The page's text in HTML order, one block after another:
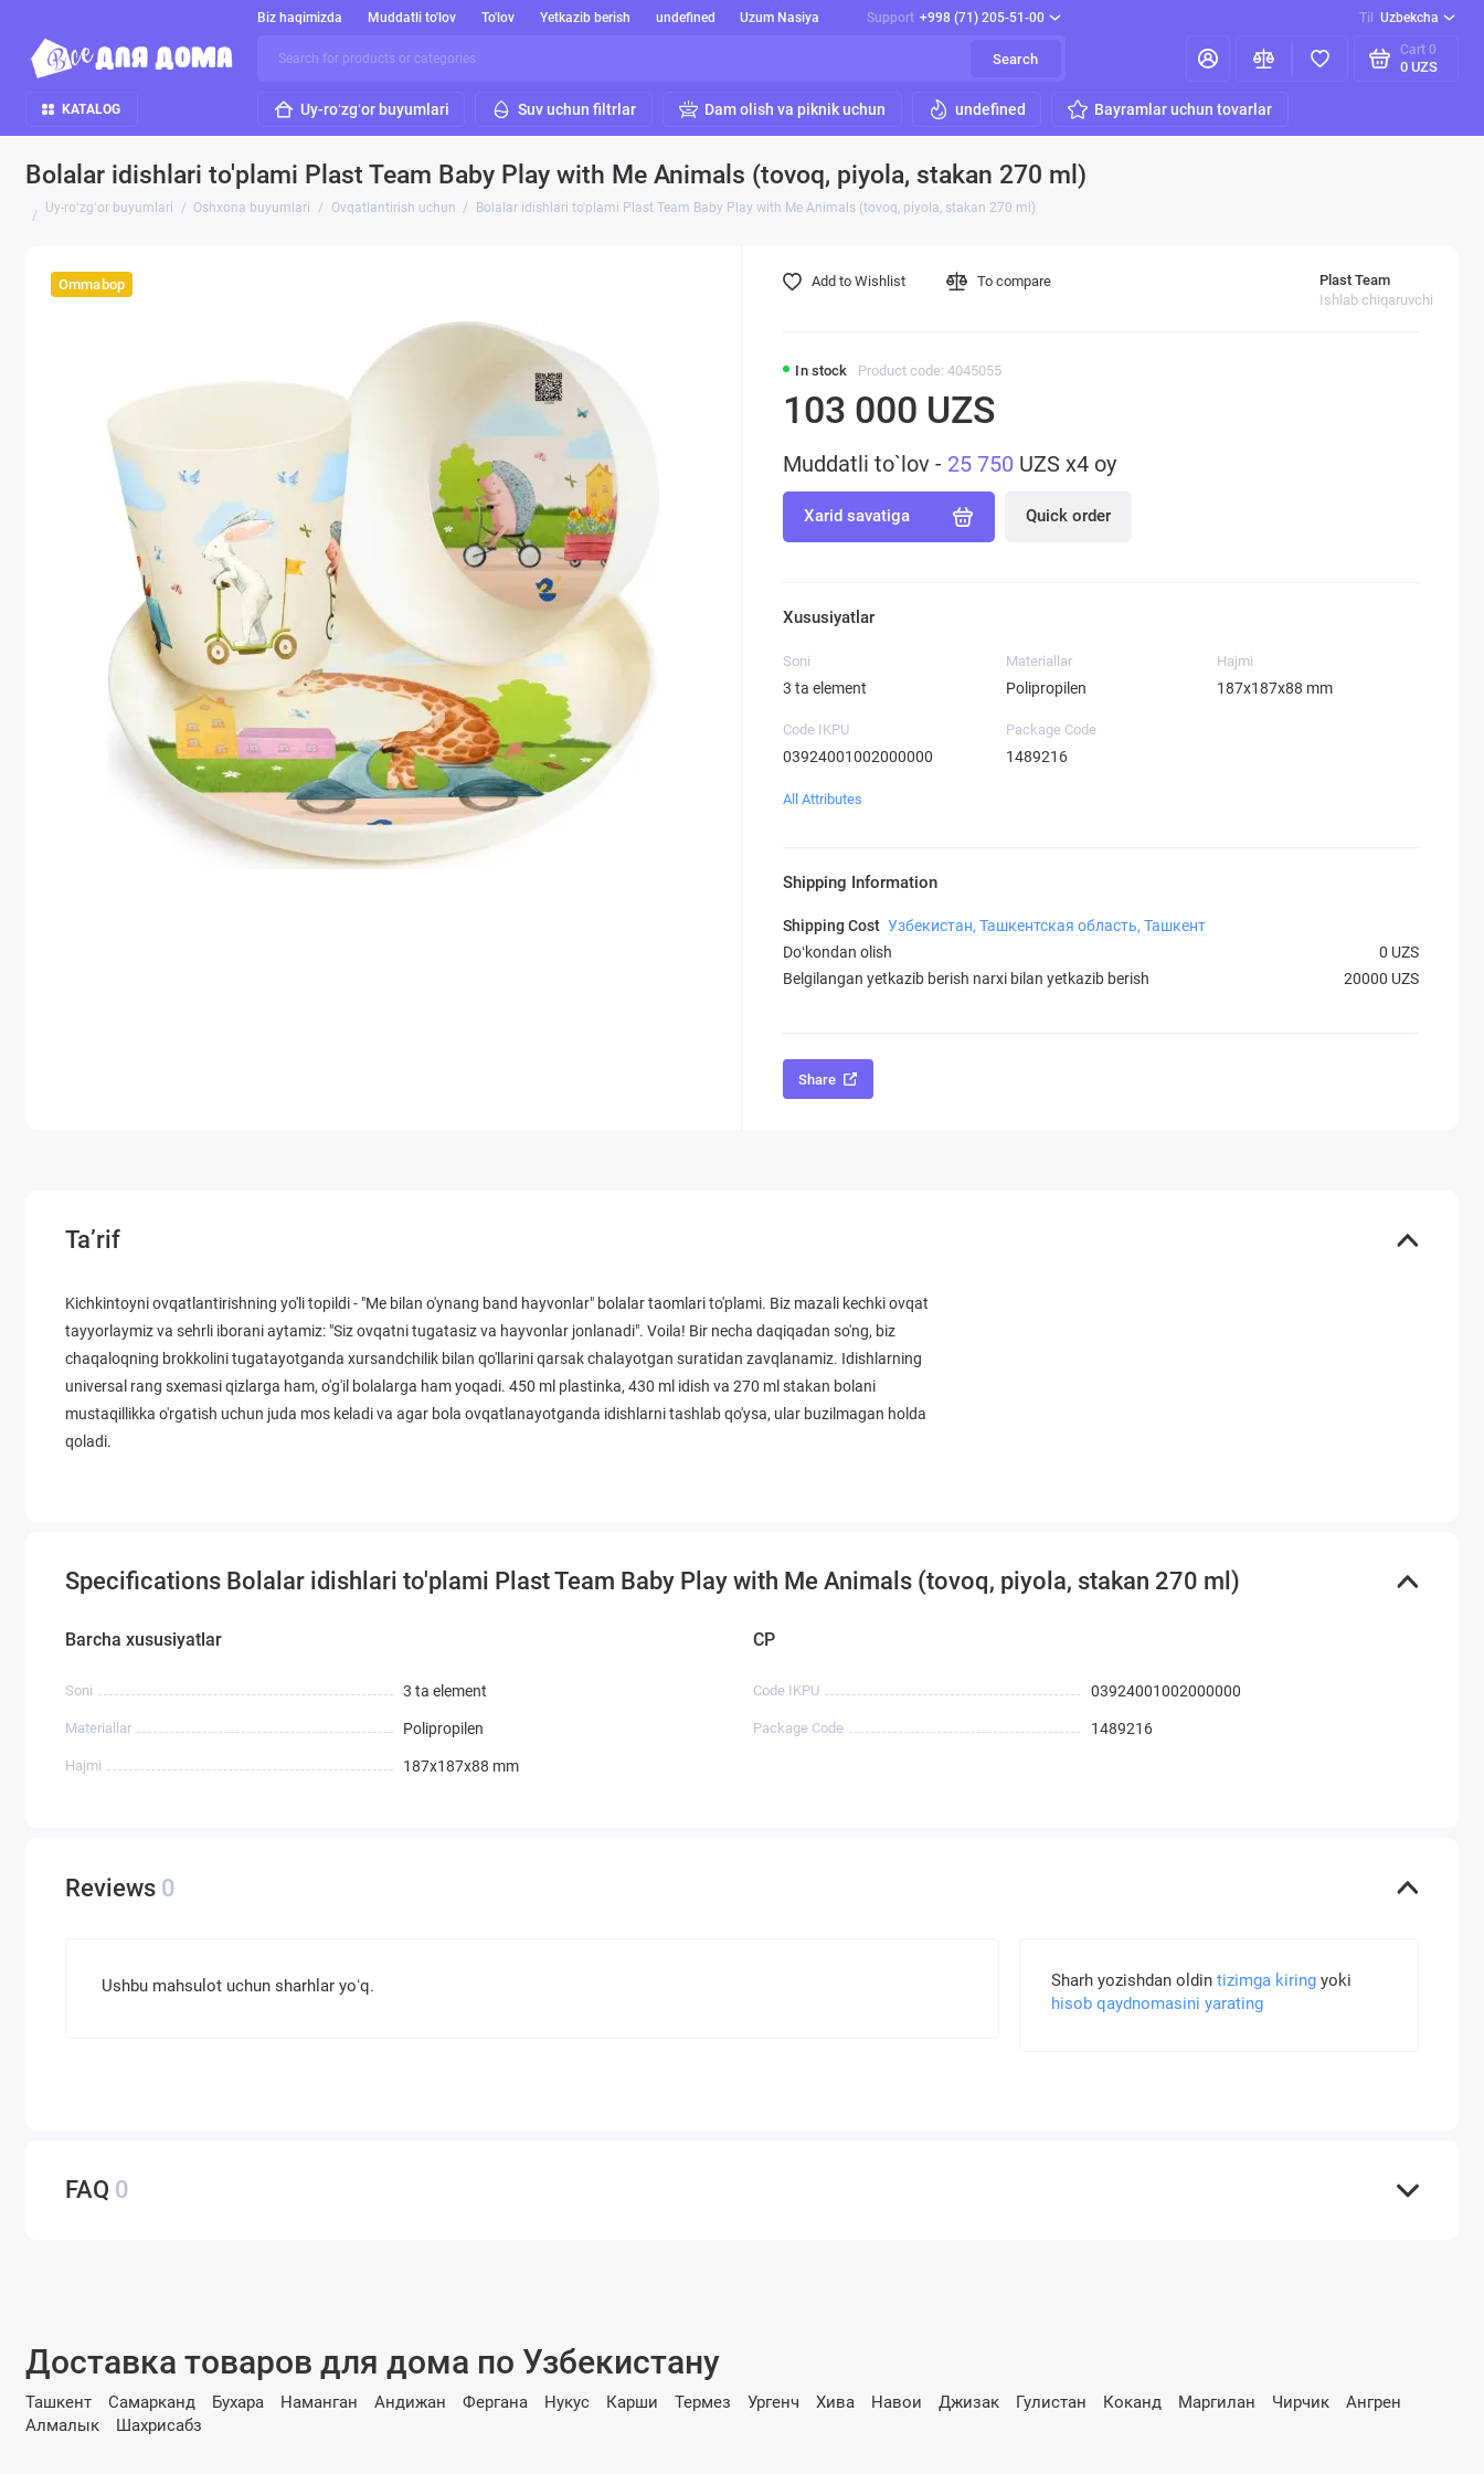
Biz haqimizda Muddatli to'lov To'lov Yetkazib berish undefined Uzum Nasiya Support +998 (71) 205-51-00 Til Uzbekcha
Search
Cart 0
0 UZS
KATALOG Uy-roʻzgʻor buyumlari Suv uchun filtrlar Dam olish va piknik uchun undefined Bayramlar uchun tovarlar
Bolalar idishlari to'plami Plast Team Baby Play with Me Animals (tovoq, piyola, stakan 270 ml)
Uy-roʻzgʻor buyumlari Oshxona buyumlari Ovqatlantirish uchun Bolalar idishlari to'plami Plast Team Baby Play with Me Animals (tovoq, piyola, stakan 270 ml)
Ommabop
In stock Product code: 4045055
Plast Team
Ishlab chiqaruvchi
103 000 UZS
Muddatli to`lov - 25 750 UZS x4 oy
Xarid savatiga Quick order
Add to Wishlist To compare
Xususiyatlar
Soni
3 ta element
Materiallar
Polipropilen
Hajmi
187х187х88 mm
Code IKPU
03924001002000000
Package Code
1489216
All Attributes
Shipping Information
Shipping Cost Узбекистан, Ташкентская область, Ташкент
Doʻkondan olish
0 UZS
Belgilangan yetkazib berish narxi bilan yetkazib berish
20000 UZS
Share
Ta’rif
Kichkintoyni ovqatlantirishning yo'li topildi - "Me bilan o'ynang band hayvonlar" bolalar taomlari to'plami. Biz mazali kechki ovqat
tayyorlaymiz va sehrli iborani aytamiz: "Siz ovqatni tugatasiz va hayvonlar jonlanadi". Voila! Bir necha daqiqadan so'ng, biz
chaqaloqning brokkolini tugatayotganda xursandchilik bilan qo'llarini qarsak chalayotgan suratidan zavqlanamiz. Idishlarning
universal rang sxemasi qizlarga ham, o'g'il bolalarga ham yoqadi. 450 ml plastinka, 430 ml idish va 270 ml stakan bolani
mustaqillikka o'rgatish uchun juda mos keladi va agar bola ovqatlanayotganda idishlarni tashlab qo'ysa, ular buzilmagan holda
qoladi.
Specifications Bolalar idishlari to'plami Plast Team Baby Play with Me Animals (tovoq, piyola, stakan 270 ml)
Barcha xususiyatlar
Soni 3 ta element
Materiallar Polipropilen
Hajmi 187х187х88 mm
CP
Code IKPU 03924001002000000
Package Code 1489216
Reviews 0
Ushbu mahsulot uchun sharhlar yoʻq. Sharh yozishdan oldin tizimga kiring yoki
hisob qaydnomasini yarating
FAQ 0
Доставка товаров для дома по Узбекистану
Ташкент Самарканд Бухара Наманган Андижан Фергана Нукус Карши Термез Ургенч Хива Навои Джизак Гулистан Коканд Маргилан Чирчик
Ангрен
Алмалык
Шахрисабз